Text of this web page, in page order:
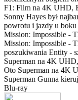
F1: Film na 4K UHD,
Sonny Hayes był
powrotu i jazdy u boku
Mission: Impossible -
Mission: Impossible -
poszukiwania Entity -
Superman na 4K
Oto Superman na 4K
Superman Gunna
Blu-ray